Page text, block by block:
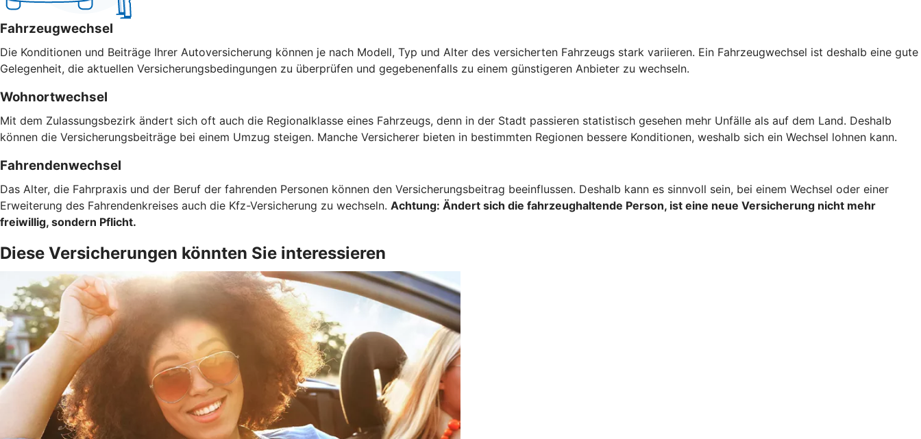
Fahrzeugwechsel
Die Konditionen und Beiträge Ihrer Autoversicherung können je nach Modell, Typ und Alter des versicherten Fahrzeugs stark variieren. Ein Fahrzeugwechsel ist deshalb eine gute
Gelegenheit, die aktuellen Versicherungsbedingungen zu überprüfen und gegebenenfalls zu einem günstigeren Anbieter zu wechseln.
Wohnortwechsel
Mit dem Zulassungsbezirk ändert sich oft auch die Regionalklasse eines Fahrzeugs, denn in der Stadt passieren statistisch gesehen mehr Unfälle als auf dem Land. Deshalb
können die Versicherungsbeiträge bei einem Umzug steigen. Manche Versicherer bieten in bestimmten Regionen bessere Konditionen, weshalb sich ein Wechsel lohnen kann.
Fahrendenwechsel
Das Alter, die Fahrpraxis und der Beruf der fahrenden Personen können den Versicherungsbeitrag beeinflussen. Deshalb kann es sinnvoll sein, bei einem Wechsel oder einer
Erweiterung des Fahrendenkreises auch die Kfz-Versicherung zu wechseln. Achtung: Ändert sich die fahrzeughaltende Person, ist eine neue Versicherung nicht mehr
freiwillig, sondern Pflicht.
Diese Versicherungen könnten Sie interessieren